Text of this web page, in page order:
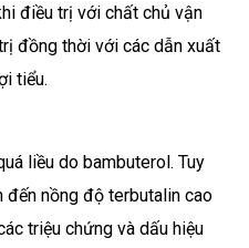
điều trị với chất chủ vận
đồng thời với các dẫn xuất
tiểu.
liều do bambuterol. Tuy
đến nồng độ terbutalin cao
triệu chứng và dấu hiệu